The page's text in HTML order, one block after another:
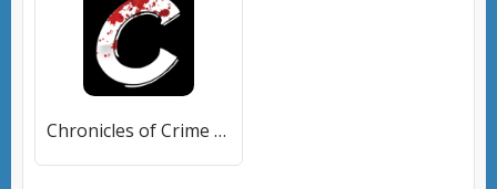
Chronicles of Crime [МОД Premium] APK Android